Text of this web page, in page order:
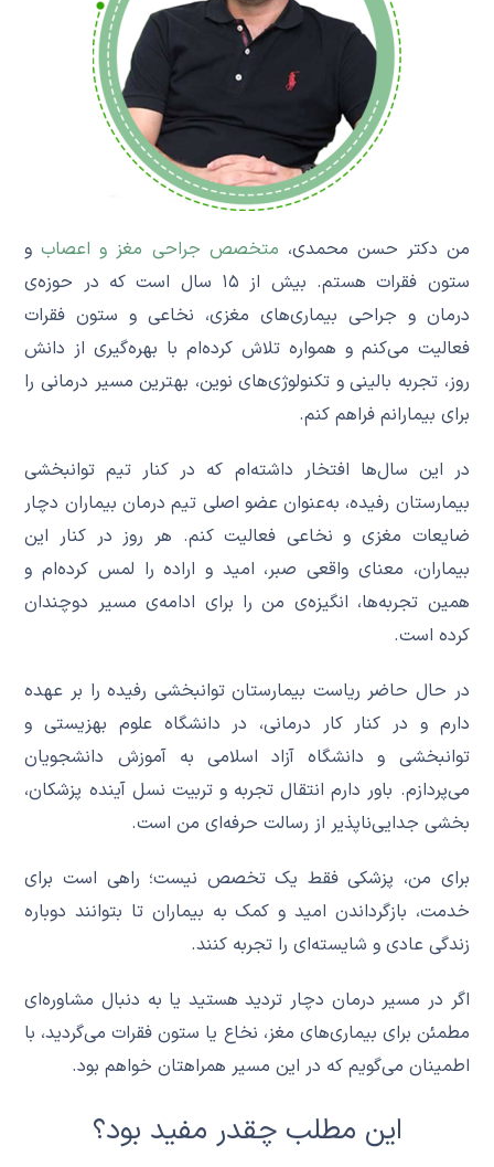
من دکتر حسن محمدی، متخصص جراحی مغز و اعصابو
ستون فقرات هستم. بیش از ۱۵ سال است که در حوزه‌ی
درمان و جراحی بیماری‌های مغزی، نخاعی و ستون فقرات
فعالیت می‌کنم و همواره تلاش کرده‌ام با بهره‌گیری از دانش
روز، تجربه‌ بالینی و تکنولوژی‌های نوین، بهترین مسیر درمانی را
برای بیمارانم فراهم کنم.
در این سال‌ها افتخار داشته‌ام که در کنار تیم توانبخشی
بیمارستان رفیده، به‌عنوان عضو اصلی تیم درمان بیماران دچار
ضایعات مغزی و نخاعی فعالیت کنم. هر روز در کنار این
بیماران، معنای واقعی صبر، امید و اراده را لمس کرده‌ام و
همین تجربه‌ها، انگیزه‌ی من را برای ادامه‌ی مسیر دوچندان
کرده است.
در حال حاضر ریاست بیمارستان توانبخشی رفیده را بر عهده
دارم و در کنار کار درمانی، در دانشگاه علوم بهزیستی و
توانبخشی و دانشگاه آزاد اسلامی به آموزش دانشجویان
می‌پردازم. باور دارم انتقال تجربه و تربیت نسل آینده پزشکان،
بخشی جدایی‌ناپذیر از رسالت حرفه‌ای من است.
برای من، پزشکی فقط یک تخصص نیست؛ راهی است برای
خدمت، بازگرداندن امید و کمک به بیماران تا بتوانند دوباره
زندگی عادی و شایسته‌ای را تجربه کنند.
اگر در مسیر درمان دچار تردید هستید یا به دنبال مشاوره‌ای
مطمئن برای بیماری‌های مغز، نخاع یا ستون فقرات می‌گردید، با
اطمینان می‌گویم که در این مسیر همراهتان خواهم بود.
این مطلب چقدر مفید بود؟